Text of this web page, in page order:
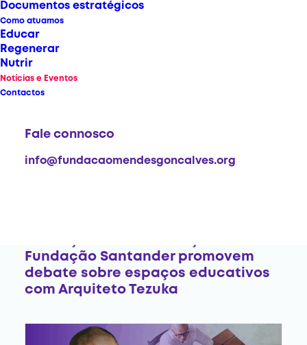
Documentos estratégicos
Como atuamos
Educar
Regenerar
Nutrir
Notícias e Eventos
Contactos
Fale connosco
info@fundacaomendesgoncalves.org
Fundação Santander promovem
debate sobre espaços educativos
com Arquiteto Tezuka